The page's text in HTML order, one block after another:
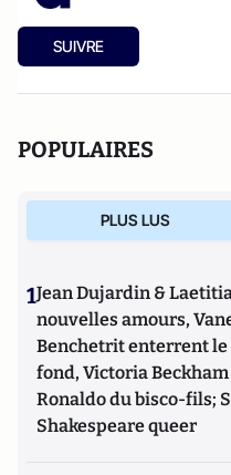
SUIVRE
POPULAIRES
PLUS LUS
1Jean Dujardin &
nouvelles amours,
Benchetrit enterrent le
fond, Victoria
Ronaldo du bisco-fils;
Shakespeare queer